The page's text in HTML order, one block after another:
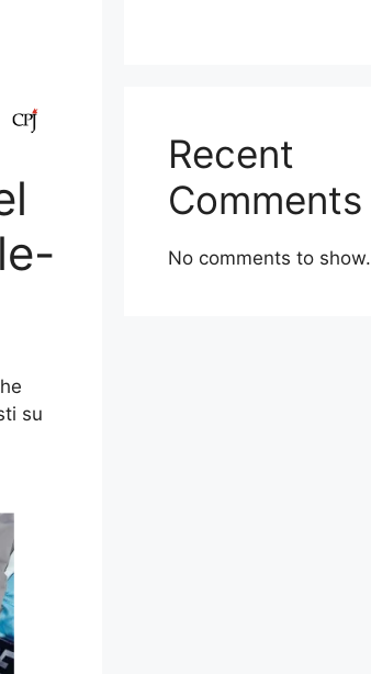
su
Recent
Comments
No comments to show.